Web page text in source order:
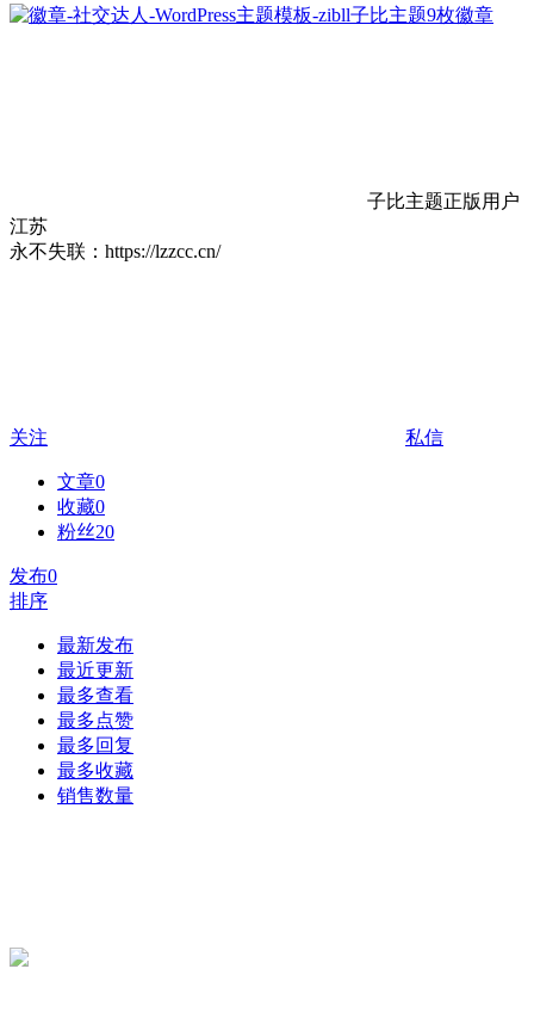
9枚徽章
子比主题正版用户
江苏
永不失联：https://lzzcc.cn/
关注 私信
文章0
收藏0
粉丝20
发布0
排序
最新发布
最近更新
最多查看
最多点赞
最多回复
最多收藏
销售数量